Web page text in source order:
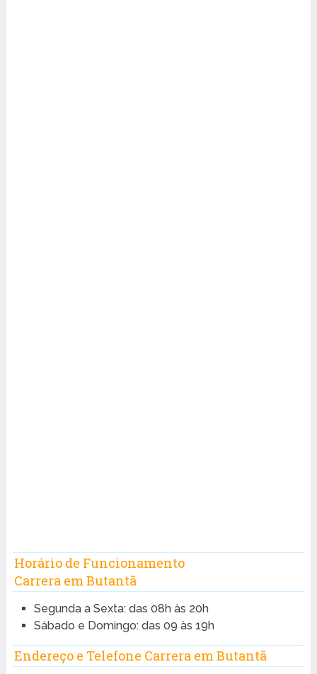
Horário de Funcionamento
Carrera em Butantã
Segunda a Sexta: das 08h às 20h
Sábado e Domingo: das 09 às 19h
Endereço e Telefone Carrera em Butantã